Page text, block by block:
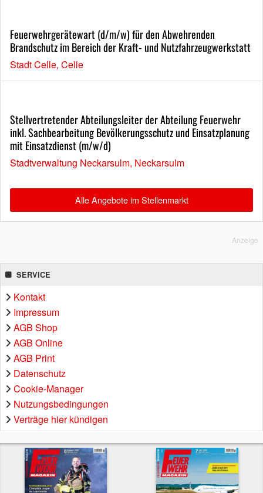
Feuerwehrgerätewart (d/m/w) für den Abwehrenden
Brandschutz im Bereich der Kraft- und Nutzfahrzeugwerkstatt
Stadt Celle, Celle
Stellvertretender Abteilungsleiter der Abteilung Feuerwehr
inkl. Sachbearbeitung Bevölkerungsschutz und Einsatzplanung
mit Einsatzdienst (m/w/d)
Stadtverwaltung Neckarsulm, Neckarsulm
Alle Angebote im Stellenmarkt
Anzeige
SERVICE
Kontakt
Impressum
AGB Shop
AGB Online
AGB Print
Datenschutz
Cookie-Manager
Nutzungsbedingungen
Verträge hier kündigen